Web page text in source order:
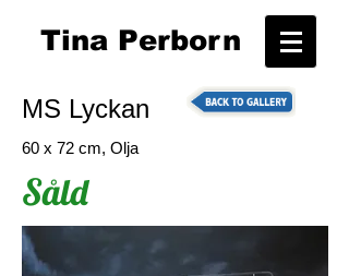
Tina Perborn
MS Lyckan
60 x 72 cm, Olja
Såld